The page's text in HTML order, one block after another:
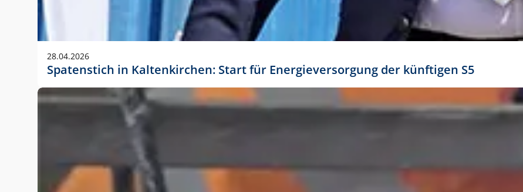
Anwendungsgröße im Layout:
28.04.2026
Spatenstich in Kaltenkirchen: Start für Energieversorgung der künftigen S5